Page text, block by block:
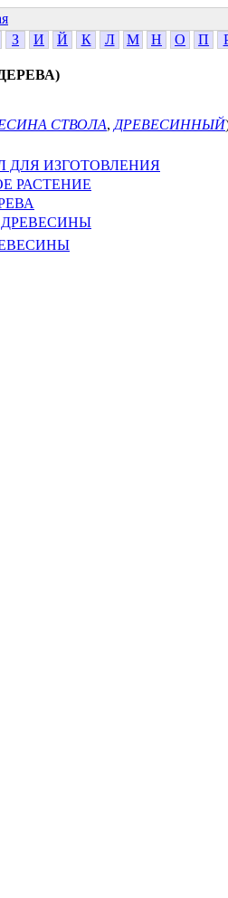
З И Й К Л М Н О П
СТВОЛА, ДРЕВЕСИННЫЙ
ДЛЯ ИЗГОТОВЛЕНИЯ
РАСТЕНИЕ